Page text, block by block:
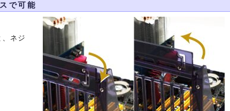
で可能
ネジ